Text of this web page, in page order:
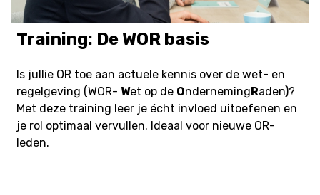
Training: De WOR basis
Is jullie OR toe aan actuele kennis over de wet- en
regelgeving (WOR- Wet op de OndernemingRaden)?
Met deze training leer je écht invloed uitoefenen en
je rol optimaal vervullen. Ideaal voor nieuwe OR-
leden.